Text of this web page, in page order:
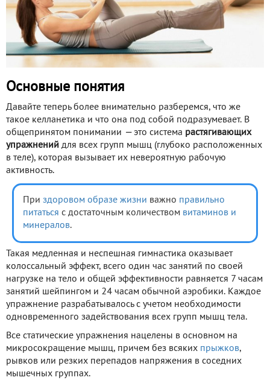
Основные понятия
Давайте теперь более внимательно разберемся, что же
такое келланетика и что она под собой подразумевает. В
общепринятом понимании — это система растягивающих
упражнений для всех групп мышц (глубоко расположенных
в теле), которая вызывает их невероятную рабочую
активность.
При здоровом образе жизни важно правильно
питаться с достаточным количеством витаминов и
минералов.
Такая медленная и неспешная гимнастика оказывает
колоссальный эффект, всего один час занятий по своей
нагрузке на тело и общей эффективности равняется 7 часам
занятий шейпингом и 24 часам обычной аэробики. Каждое
упражнение разрабатывалось с учетом необходимости
одновременного задействования всех групп мышц тела.
Все статические упражнения нацелены в основном на
микросокращение мышц, причем без всяких прыжков,
рывков или резких перепадов напряжения в соседних
мышечных группах.